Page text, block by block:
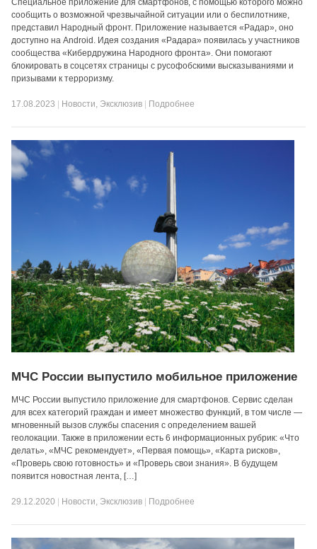
Специальное приложение для смартфонов, с помощью которого можно
сообщить о возможной чрезвычайной ситуации или о беспилотнике,
представил Народный фронт. Приложение называется «Радар», оно
доступно на Android. Идея создания «Радара» появилась у участников
сообщества «Кибердружина Народного фронта». Они помогают
блокировать в соцсетях страницы с русофобскими высказываниями и
призывами к терроризму.
17.08.2023 Новости, Эксклюзив Подробнее
МЧС России выпустило мобильное приложение
МЧС России выпустило приложение для смартфонов. Сервис сделан
для всех категорий граждан и имеет множество функций, в том числе —
мгновенный вызов службы спасения с определением вашей
геолокации. Также в приложении есть 6 информационных рубрик: «Что
делать», «МЧС рекомендует», «Первая помощь», «Карта рисков»,
«Проверь свою готовность» и «Проверь свои знания». В будущем
появится новостная лента, […]
29.12.2020 Новости, Эксклюзив Подробнее